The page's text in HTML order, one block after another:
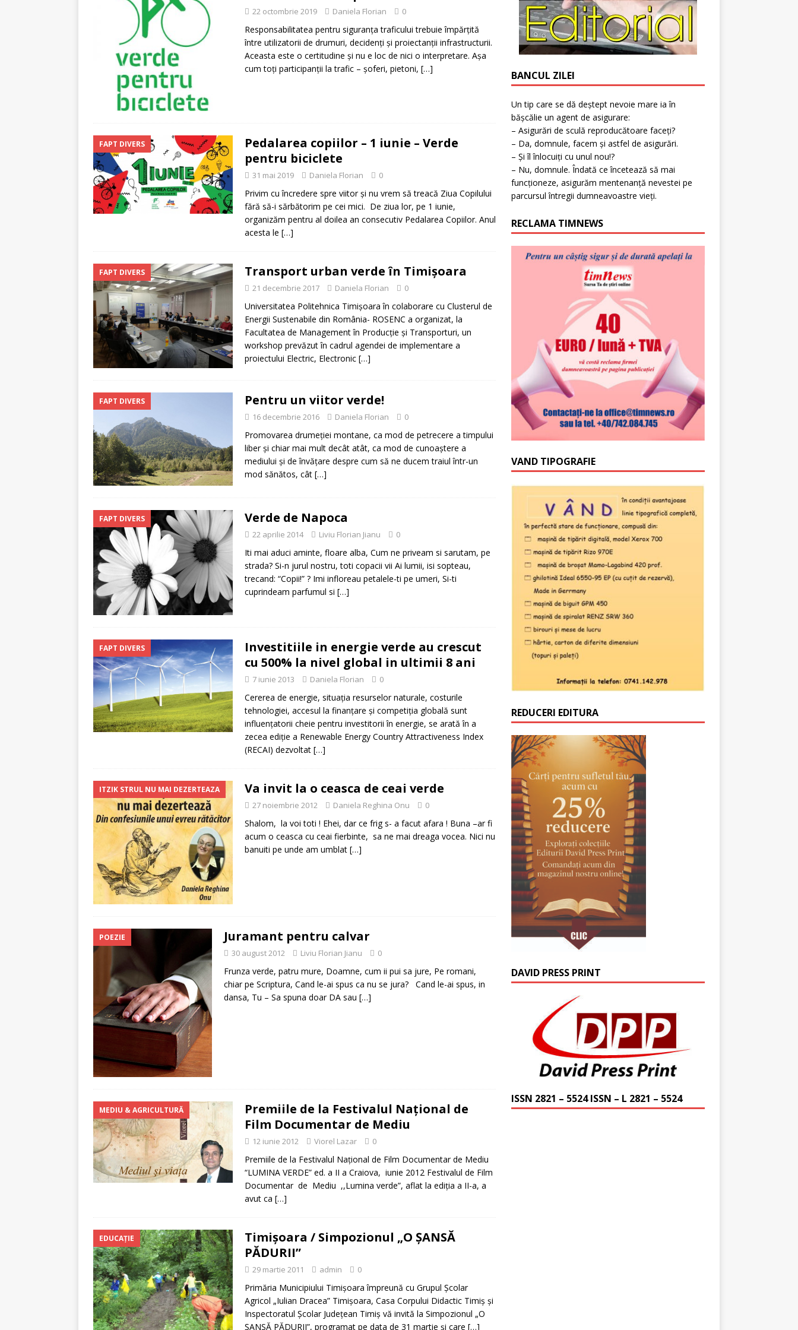
[ 5 august 2026 ]
BANAT
22 octombrie 2019 Daniela Florian 0
Responsabilitatea pentru siguranța traficului trebuie împărțită
între utilizatorii de drumuri, decidenți și proiectanții infrastructurii.
Aceasta este o certitudine și nu e loc de nici o interpretare. Așa
cum toți participanții la trafic – șoferi, pietoni, […]
FAPT DIVERS
Pedalarea copiilor – 1 iunie – Verde
pentru biciclete
31 mai 2019 Daniela Florian 0
Privim cu încredere spre viitor și nu vrem să treacă Ziua Copilului
fără să-i sărbătorim pe cei mici. De ziua lor, pe 1 iunie,
organizăm pentru al doilea an consecutiv Pedalarea Copiilor. Anul
acesta le […]
FAPT DIVERS Transport urban verde în Timișoara
21 decembrie 2017 Daniela Florian 0
Universitatea Politehnica Timișoara în colaborare cu Clusterul de
Energii Sustenabile din România- ROSENC a organizat, la
Facultatea de Management în Producție și Transporturi, un
workshop prevăzut în cadrul agendei de implementare a
proiectului Electric, Electronic […]
FAPT DIVERS Pentru un viitor verde!
16 decembrie 2016 Daniela Florian 0
Promovarea drumeției montane, ca mod de petrecere a timpului
liber și chiar mai mult decât atât, ca mod de cunoaștere a
mediului și de învățare despre cum să ne ducem traiul într-un
mod sănătos, cât […]
FAPT DIVERS Verde de Napoca
22 aprilie 2014 Liviu Florian Jianu 0
Iti mai aduci aminte, floare alba, Cum ne priveam si sarutam, pe
strada? Si-n jurul nostru, toti copacii vii Ai lumii, isi sopteau,
trecand: “Copii!” ? Imi infloreau petalele-ti pe umeri, Si-ti
cuprindeam parfumul si […]
FAPT DIVERS
Investitiile in energie verde au crescut
cu 500% la nivel global in ultimii 8 ani
7 iunie 2013 Daniela Florian 0
Cererea de energie, situaţia resurselor naturale, costurile
tehnologiei, accesul la finanţare şi competiţia globală sunt
influenţatorii cheie pentru investitorii în energie, se arată în a
zecea ediţie a Renewable Energy Country Attractiveness Index
(RECAI) dezvoltat […]
ITZIK STRUL NU MAI DEZERTEAZA Va invit la o ceasca de ceai verde
27 noiembrie 2012 Daniela Reghina Onu 0
Shalom, la voi toti ! Ehei, dar ce frig s- a facut afara ! Buna –ar fi
acum o ceasca cu ceai fierbinte, sa ne mai dreaga vocea. Nici nu
banuiti pe unde am umblat […]
POEZIE Juramant pentru calvar
30 august 2012 Liviu Florian Jianu 0
Frunza verde, patru mure, Doamne, cum ii pui sa jure, Pe romani,
chiar pe Scriptura, Cand le-ai spus ca nu se jura? Cand le-ai spus, in
dansa, Tu – Sa spuna doar DA sau […]
MEDIU & AGRICULTURĂ
Premiile de la Festivalul Naţional de
Film Documentar de Mediu
12 iunie 2012 Viorel Lazar 0
Premiile de la Festivalul Naţional de Film Documentar de Mediu
“LUMINA VERDE” ed. a II a Craiova, iunie 2012 Festivalul de Film
Documentar de Mediu ,,Lumina verde”, aflat la ediţia a II-a, a
avut ca […]
EDUCAŢIE
Timişoara / Simpozionul „O ŞANSĂ
PĂDURII”
29 martie 2011 admin 0
Primăria Municipiului Timişoara împreună cu Grupul Şcolar
Agricol „Iulian Dracea” Timişoara, Casa Corpului Didactic Timiş şi
Inspectoratul Şcolar Judeţean Timiş vă invită la Simpozionul „O
ŞANSĂ PĂDURII”, programat pe data de 31 martie şi care […]
BANCUL ZILEI
Un tip care se dă deștept nevoie mare ia în
bășcălie un agent de asigurare:
– Asigurări de sculă reproducătoare faceți?
– Da, domnule, facem și astfel de asigurări.
– Și îl înlocuiți cu unul nou!?
– Nu, domnule. Îndată ce încetează să mai
funcționeze, asigurăm mentenanță nevestei pe
parcursul întregii dumneavoastre vieți.
RECLAMA TIMNEWS
VAND TIPOGRAFIE
REDUCERI EDITURA
DAVID PRESS PRINT
ISSN 2821 – 5524 ISSN – L 2821 – 5524